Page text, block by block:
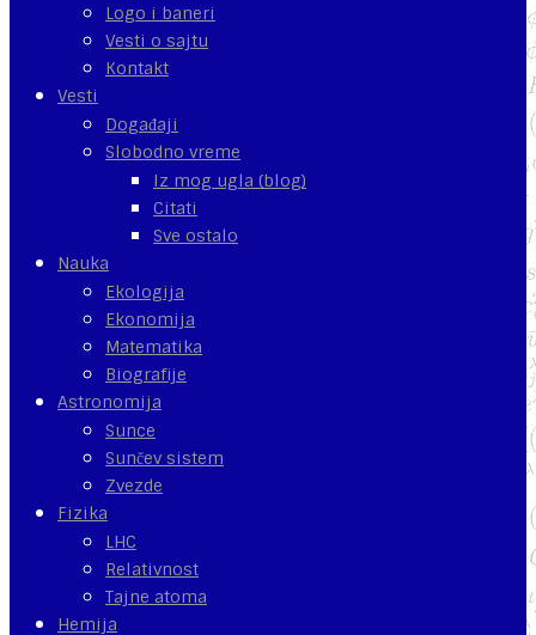
Logo i baneri
Vesti o sajtu
Kontakt
Vesti
Događaji
Slobodno vreme
Iz mog ugla (blog)
Citati
Sve ostalo
Nauka
Ekologija
Ekonomija
Matematika
Biografije
Astronomija
Sunce
Sunčev sistem
Zvezde
Fizika
LHC
Relativnost
Tajne atoma
Hemija